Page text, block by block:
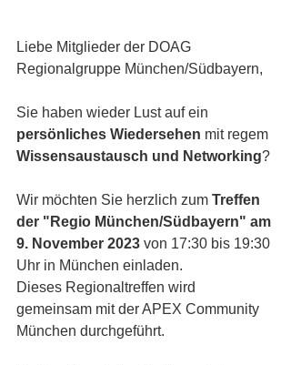
Liebe Mitglieder der DOAG
Regionalgruppe München/Südbayern,
Sie haben wieder Lust auf ein
persönliches Wiedersehen mit regem
Wissensaustausch und Networking?
Wir möchten Sie herzlich zum Treffen
der "Regio München/Südbayern" am
9. November 2023 von 17:30 bis 19:30
Uhr in München einladen.
Dieses Regionaltreffen wird
gemeinsam mit der APEX Community
München durchgeführt.